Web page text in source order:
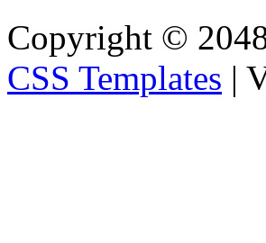
Copyright ©
CSS Templates |